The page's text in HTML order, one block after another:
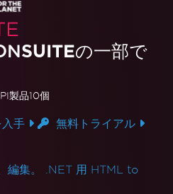
SUITEの一部で
製品10個
入手 無料トライアル
編集。 .NET 用 HTML to